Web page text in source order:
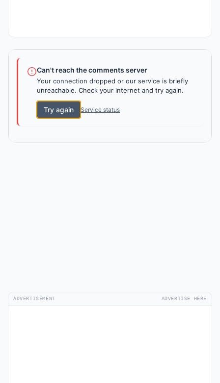
Can't reach the comments server
Your connection dropped or our service is briefly
unreachable. Check your internet and try again.
Try again Service status
ADVERTISEMENT ADVERTISE HERE